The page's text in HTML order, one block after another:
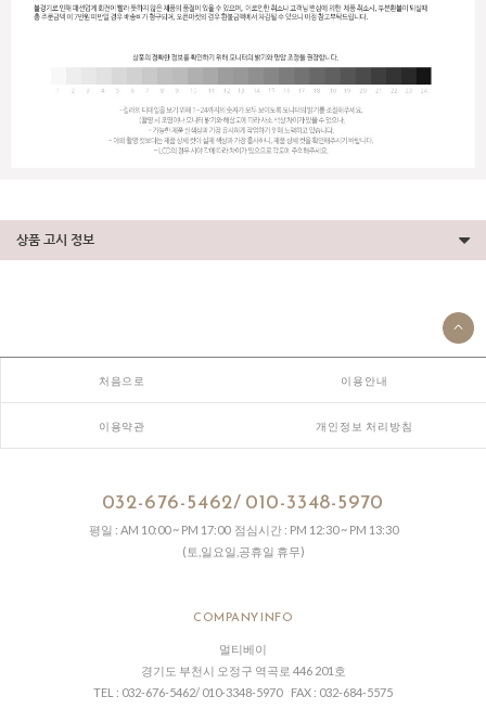
상품 고시 정보
처음으로 이용안내
이용약관 개인정보 처리방침
032-676-5462/ 010-3348-5970
평일 : AM 10:00 ~ PM 17:00 점심시간 : PM 12:30 ~ PM 13:30
(토,일요일,공휴일 휴무)
COMPANY INFO
멀티베이
경기도 부천시 오정구 역곡로 446 201호
TEL : 032-676-5462/ 010-3348-5970 FAX : 032-684-5575